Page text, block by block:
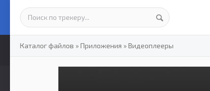
Каталог файлов »Приложения »Видеоплееры